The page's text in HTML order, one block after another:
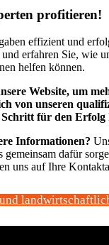
profitieren!
effizient und
erfahren Sie, wie
helfen können.
Website, um
von unseren
Schritt für den
Informationen?
dafür
uns auf Ihre